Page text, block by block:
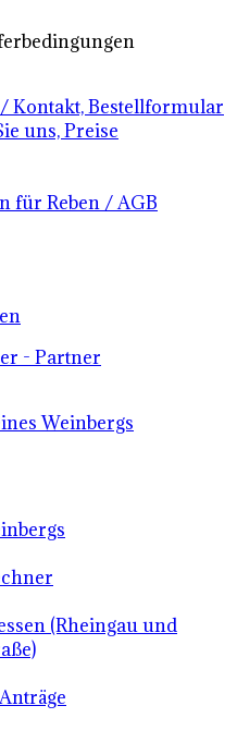
Kontakt, Bestellformular
uns, Preise
für Reben / AGB
- Partner
Weinbergs
(Rheingau und